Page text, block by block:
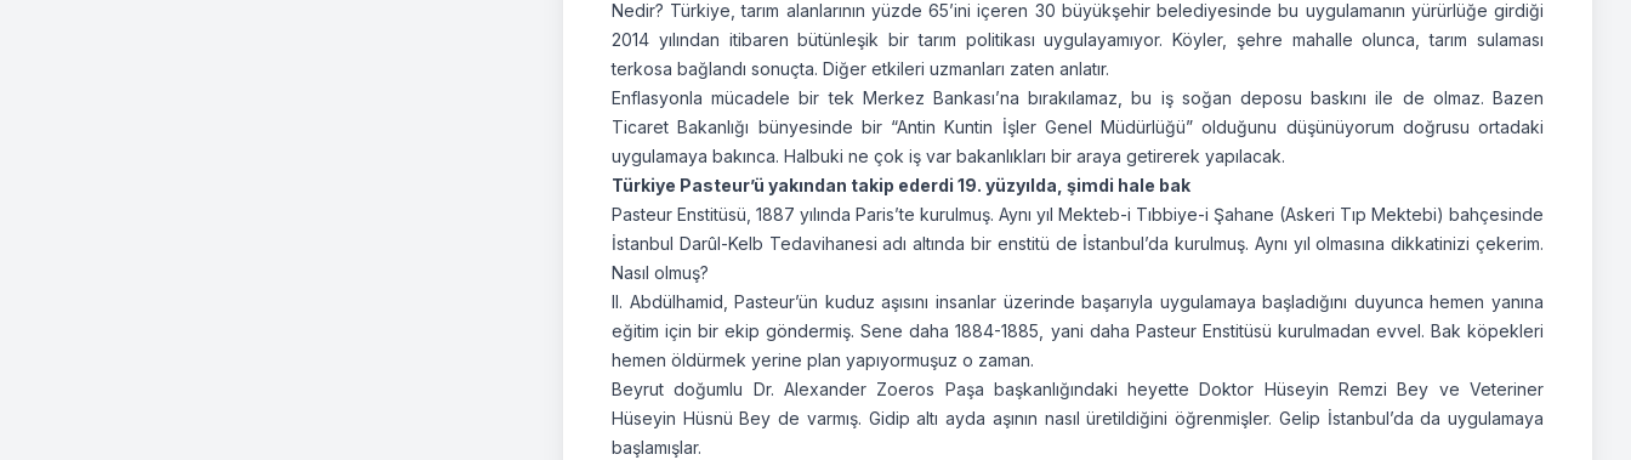
Nedir? Türkiye, tarım alanlarının yüzde 65’ini içeren 30 büyükşehir belediyesinde bu uygulamanın yürürlüğe girdiği
2014 yılından itibaren bütünleşik bir tarım politikası uygulayamıyor. Köyler, şehre mahalle olunca, tarım sulaması
terkosa bağlandı sonuçta. Diğer etkileri uzmanları zaten anlatır.
Enflasyonla mücadele bir tek Merkez Bankası’na bırakılamaz, bu iş soğan deposu baskını ile de olmaz. Bazen
Ticaret Bakanlığı bünyesinde bir “Antin Kuntin İşler Genel Müdürlüğü” olduğunu düşünüyorum doğrusu ortadaki
uygulamaya bakınca. Halbuki ne çok iş var bakanlıkları bir araya getirerek yapılacak.
Türkiye Pasteur’ü yakından takip ederdi 19. yüzyılda, şimdi hale bak
Pasteur Enstitüsü, 1887 yılında Paris’te kurulmuş. Aynı yıl Mekteb-i Tıbbiye-i Şahane (Askeri Tıp Mektebi) bahçesinde
İstanbul Darûl-Kelb Tedavihanesi adı altında bir enstitü de İstanbul’da kurulmuş. Aynı yıl olmasına dikkatinizi çekerim.
Nasıl olmuş?
II. Abdülhamid, Pasteur’ün kuduz aşısını insanlar üzerinde başarıyla uygulamaya başladığını duyunca hemen yanına
eğitim için bir ekip göndermiş. Sene daha 1884-1885, yani daha Pasteur Enstitüsü kurulmadan evvel. Bak köpekleri
hemen öldürmek yerine plan yapıyormuşuz o zaman.
Beyrut doğumlu Dr. Alexander Zoeros Paşa başkanlığındaki heyette Doktor Hüseyin Remzi Bey ve Veteriner
Hüseyin Hüsnü Bey de varmış. Gidip altı ayda aşının nasıl üretildiğini öğrenmişler. Gelip İstanbul’da da uygulamaya
başlamışlar.